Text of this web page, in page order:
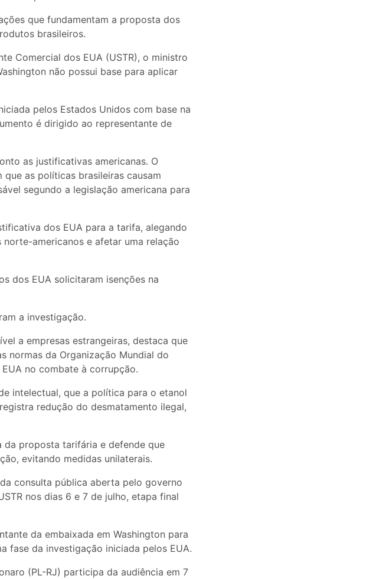
que fundamentam a proposta dos
brasileiros.
Comercial dos EUA (USTR), o ministro
não possui base para aplicar
pelos Estados Unidos com base na
é dirigido ao representante de
as justificativas americanas. O
as políticas brasileiras causam
segundo a legislação americana para
dos EUA para a tarifa, alegando
americanos e afetar uma relação
dos EUA solicitaram isenções na
a investigação.
a empresas estrangeiras, destaca que
normas da Organização Mundial do
no combate à corrupção.
intelectual, que a política para o etanol
redução do desmatamento ilegal,
da proposta tarifária e defende que
evitando medidas unilaterais.
consulta pública aberta pelo governo
nos dias 6 e 7 de julho, etapa final
da embaixada em Washington para
fase da investigação iniciada pelos EUA.
(PL-RJ) participa da audiência em 7